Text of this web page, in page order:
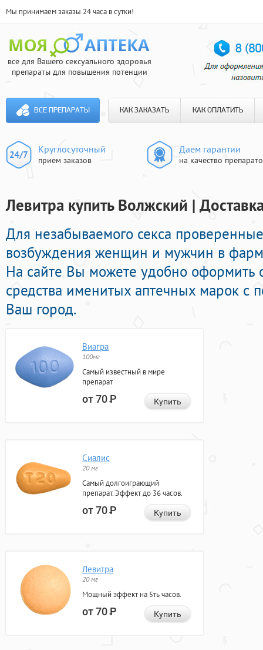
Мы принимаем заказы 24 часа в сутки!
все для Вашего сексуального здоровья
препараты для повышения потенции
ВСЕ ПРЕПАРАТЫ КАК ЗАКАЗАТЬ КАК ОПЛАТИТЬ
Круглосуточный
прием заказов
Даем гарантии
на качество
Левитра купить Волжский |
Для незабываемого секса
возбуждения женщин и мужчин в
На сайте Вы можете удобно оформить
средства именитых аптечных марок с
Ваш город.
Виагра
100мг
Самый известный в мире
препарат
от 70Р Купить
Сиалис
20 мг
Самый долгоиграющий
препарат. Эффект до 36 часов.
от 70Р Купить
Левитра
20 мг
Мощный эффект на 5ть часов.
от 70Р Купить